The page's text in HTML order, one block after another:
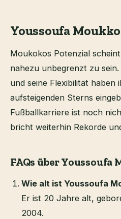
Youssoufa
Moukokos Potenzial
nahezu unbegrenzt zu
und seine Flexibilität haben
aufsteigenden Sterns
Fußballkarriere ist noch
bricht weiterhin Rekorde
FAQs über Youssoufa
Wie alt ist Youssoufa
Er ist 20 Jahre alt,
2004.